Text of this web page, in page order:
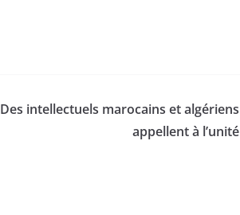
Des intellectuels marocains et algériens
appellent à l’unité